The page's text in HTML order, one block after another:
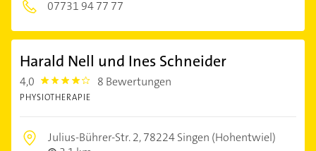
07731 94 77 77
Harald Nell und Ines Schneider
4,0 4.0 8 Bewertungen
PHYSIOTHERAPIE
Julius-Bührer-Str. 2,78224 Singen (Hohentwiel)